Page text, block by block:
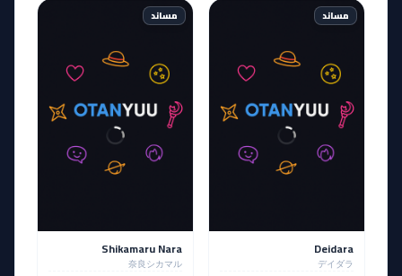
مساند
Deidara
デイダラ
مساند
Shikamaru Nara
奈良シカマル